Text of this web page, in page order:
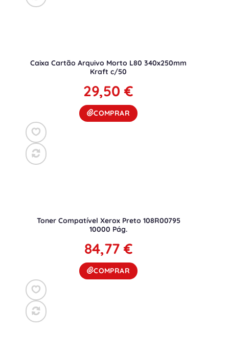
Caixa Cartão Arquivo Morto L80 340x250mm
Kraft c/50
29,50€
COMPRAR
Toner Compatível Xerox Preto 108R00795
10000 Pág.
84,77€
COMPRAR